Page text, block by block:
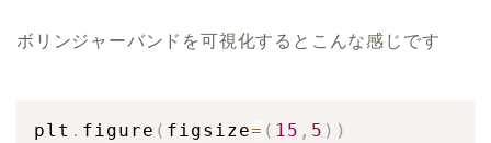
ボリンジャーバンドを可視化するとこんな感じです
plt . figure ( figsize= ( 15 , 5 ) )